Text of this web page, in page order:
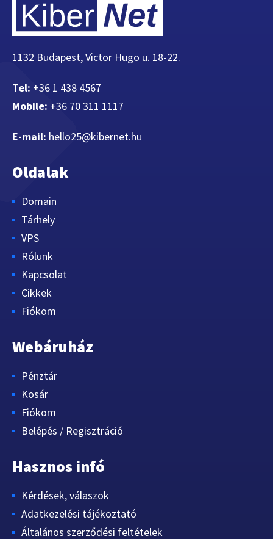
1132 Budapest, Victor Hugo u. 18-22.
Tel: +36 1 438 4567
Mobile: +36 70 311 1117
E-mail: hello25@kibernet.hu
Oldalak
Domain
Tárhely
VPS
Rólunk
Kapcsolat
Cikkek
Fiókom
Webáruház
Pénztár
Kosár
Fiókom
Belépés / Regisztráció
Hasznos infó
Kérdések, válaszok
Adatkezelési tájékoztató
Általános szerződési feltételek